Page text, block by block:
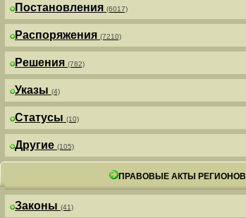
Постановления (6017)
Распоряжения (7210)
Решения (782)
Указы (4)
Статусы (10)
Другие (105)
ПРАВОВЫЕ АКТЫ РЕГИОНОВ
Законы (41)